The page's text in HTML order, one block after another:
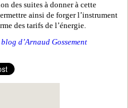
des suites à donner à cette
ainsi de forger l’instrument
des tarifs de l’énergie.
blog d’Arnaud Gossement